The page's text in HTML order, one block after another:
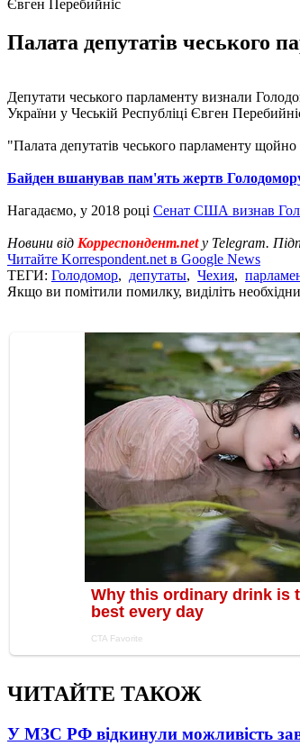
Євген Перебийніс
Палата депутатів чеського
Депутати чеського парламенту визнали
України у Чеській Республіці Євген
"Палата депутатів чеського парламенту
Байден вшанував пам'ять жертв
Нагадаємо, у 2018 році Сенат США визнав
Новини від Корреспондент.netу Telegram.
Читайте Korrespondent.net в Google News
ТЕГИ: Голодомор, депутаты, Чехия,
Якщо ви помітили помилку, виділіть
ЧИТАЙТЕ ТАКОЖ
У МЗС РФ відкинули можливість